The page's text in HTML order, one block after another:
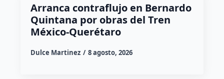
Arranca contraflujo en Bernardo
Quintana por obras del Tren
México-Querétaro
Dulce Martinez 8 agosto, 2026